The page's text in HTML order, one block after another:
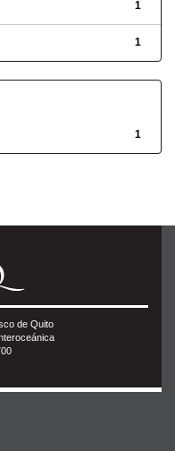
1
1
1
de Quito